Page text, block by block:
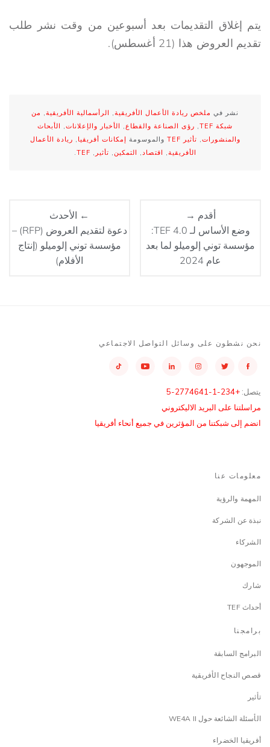
يتم إغلاق التقديمات بعد أسبوعين من وقت نشر طلب
تقديم العروض هذا (21 أغسطس).
نشر في ملخص ريادة الأعمال الأفريقية الرأسمالية الأفريقية
من
شبكة TEF
رؤى الصناعة والقطاع الأخبار والإعلانات
الأبحاث
والمنشورات
تأثير TEF والموسومة إمكانات أفريقيا
ريادة الأعمال
الأفريقية
اقتصاد التمكين تأثير TEF
← الأحدث
دعوة لتقديم العروض (RFP) –
مؤسسة توني إلوميلو (إنتاج
الأفلام)
أقدم →
وضع الأساس لـ TEF 4.0:
مؤسسة توني إلوميلو لما بعد
عام 2024
نحن نشطون على وسائل التواصل الاجتماعي
يتصل: +234-1-2774641-5
مراسلتنا على البريد الاليكتروني
انضم إلى شبكتنا من المؤثرين في جميع أنحاء أفريقيا
معلومات عنا
المهمة والرؤية
نبذة عن الشركة
الشركاء
الموجهون
شارك
أحداث TEF
برامجنا
البرامج السابقة
قصص النجاح الأفريقية
تأثير
الأسئلة الشائعة حول WE4A II
أفريقيا الخضراء